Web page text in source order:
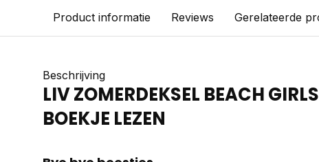
Product informatie Reviews Gerelateerde
Beschrijving
LIV ZOMERDEKSEL BEACH
BOEKJE LEZEN